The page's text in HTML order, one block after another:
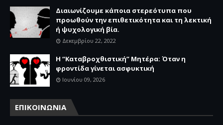
Διαιωνίζουμε κάποια στερεότυπα που
προωθούν την επιθετικότητα και τη λεκτική
ή ψυχολογική βία.
Δεκεμβρίου 22, 2022
Η “Καταβροχθιστική” Mητέρα: Όταν η
φροντίδα γίνεται ασφυκτική
Ιουνίου 09, 2026
ΕΠΙΚΟΙΝΩΝΙΑ